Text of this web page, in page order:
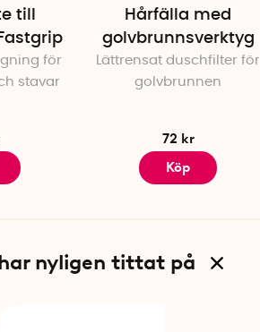
till
för
stavar
Hårfälla med
golvbrunnsverktyg
Lättrensat duschfilter för
golvbrunnen
72 kr
Köp
nyligen tittat på